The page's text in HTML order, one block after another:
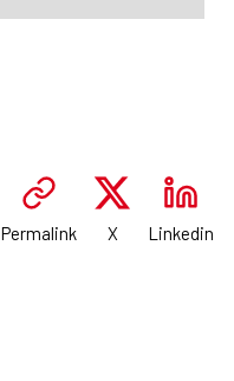
Permalink X Linkedin